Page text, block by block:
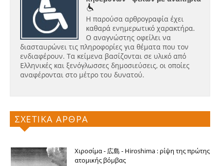
Η παρούσα αρθρογραφία έχει
καθαρά ενημερωτικό χαρακτήρα.
Ο αναγνώστης οφείλει να
διασταυρώνει τις πληροφορίες για θέματα που τον
ενδιαφέρουν. Τα κείμενα βασίζονται σε υλικό από
Ελληνικές και ξενόγλωσσες δημοσιεύσεις, οι οποίες
αναφέρονται στο μέτρο του δυνατού.
ΣΧΕΤΙΚΑ ΑΡΘΡΑ
Χιροσίμα - 広島 - Hiroshima : ρίψη της πρώτης
ατομικής βόμβας